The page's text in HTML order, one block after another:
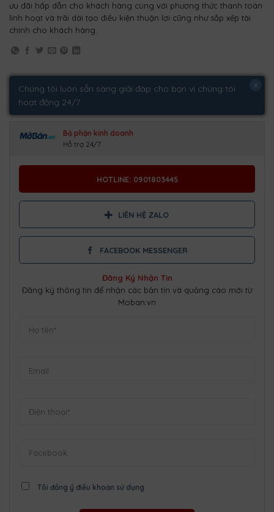
Chúng tôi luôn sẵn sàng giải đáp cho bạn vì chúng tôi
hoạt động 24/7
x
Bộ phận kinh doanh
Hỗ trợ 24/7
HOTLINE: 0901803445
LIÊN HỆ ZALO
FACEBOOK MESSENGER
Đăng Ký Nhận Tin
Đăng ký thông tin để nhận các bản tin và quảng cáo mới từ
Moban.vn
Tôi đồng ý điều khoản sử dụng
ưu đãi hấp dẫn cho khách hàng cùng với phương thức thanh toán
linh hoạt và trãi dài tạo điều kiện thuận lợi cũng như sắp xếp tài
chính cho khách hàng.